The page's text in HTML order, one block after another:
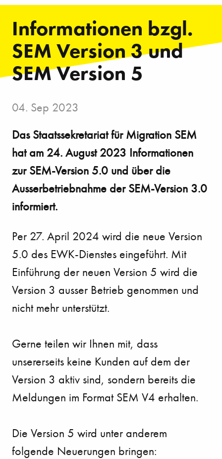
Informationen bzgl.
SEM Version 3 und
SEM Version 5
04. Sep 2023
Das Staatssekretariat für Migration SEM
hat am 24. August 2023 Informationen
zur SEM-Version 5.0 und über die
Ausserbetriebnahme der SEM-Version 3.0
informiert.
Per 27. April 2024 wird die neue Version
5.0 des EWK-Dienstes eingeführt. Mit
Einführung der neuen Version 5 wird die
Version 3 ausser Betrieb genommen und
nicht mehr unterstützt.
Gerne teilen wir Ihnen mit, dass
unsererseits keine Kunden auf dem der
Version 3 aktiv sind, sondern bereits die
Meldungen im Format SEM V4 erhalten.
Die Version 5 wird unter anderem
folgende Neuerungen bringen: